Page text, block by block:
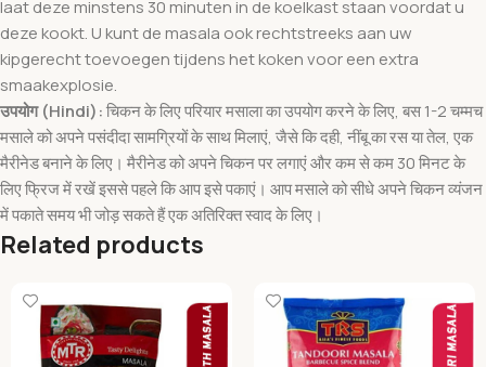
laat deze minstens 30 minuten in de koelkast staan voordat u
deze kookt. U kunt de masala ook rechtstreeks aan uw
kipgerecht toevoegen tijdens het koken voor een extra
smaakexplosie.
उपयोग (Hindi):चिकन के लिए परियार मसाला का उपयोग करने के लिए, बस 1-2 चम्मच
मसाले को अपने पसंदीदा सामग्रियों के साथ मिलाएं, जैसे कि दही, नींबू का रस या तेल, एक
मैरीनेड बनाने के लिए। मैरीनेड को अपने चिकन पर लगाएं और कम से कम 30 मिनट के
लिए फ्रिज में रखें इससे पहले कि आप इसे पकाएं। आप मसाले को सीधे अपने चिकन व्यंजन
में पकाते समय भी जोड़ सकते हैं एक अतिरिक्त स्वाद के लिए।
Related products